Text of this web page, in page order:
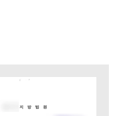
법률 블로그
세미나